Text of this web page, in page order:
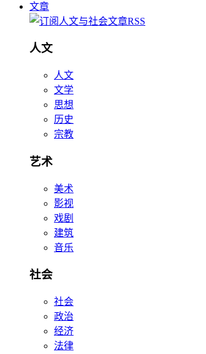
文章
人文
人文
文学
思想
历史
宗教
艺术
美术
影视
戏剧
建筑
音乐
社会
社会
政治
经济
法律